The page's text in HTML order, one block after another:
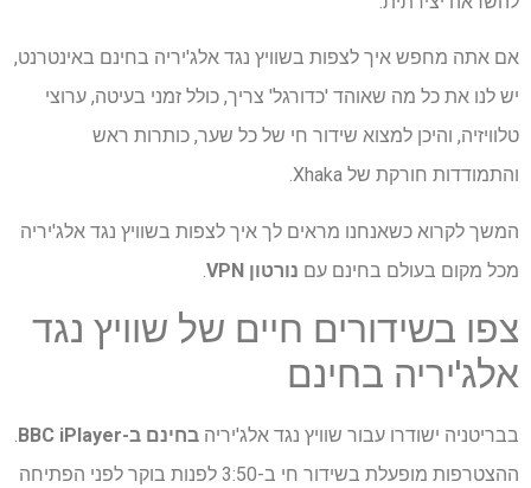
אם אתה מחפש איך לצפות בשוויץ נגד אלג'יריה בחינם באינטרנט,
יש לנו את כל מה שאוהד 'כדורגל' צריך, כולל זמני בעיטה, ערוצי
טלוויזיה, והיכן למצוא שידור חי של כל שער, כותרות ראש
והתמודדות חורקת של Xhaka.
המשך לקרוא כשאנחנו מראים לך איך לצפות בשוויץ נגד אלג'יריה
מכל מקום בעולם בחינם עם נורטון VPN .
צפו בשידורים חיים של שוויץ נגד
אלג'יריה בחינם
בבריטניה ישודרו עבור שוויץ נגד אלג'יריה בחינם ב-BBC iPlayer
.
ההצטרפות מופעלת בשידור חי ב-3:50 לפנות בוקר לפני הפתיחה